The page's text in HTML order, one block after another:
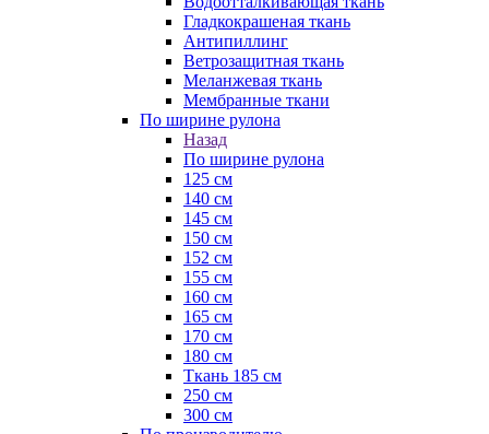
Гладкокрашеная ткань
Антипиллинг
Ветрозащитная ткань
Меланжевая ткань
Мембранные ткани
По ширине рулона
Назад
По ширине рулона
125 см
140 см
145 см
150 см
152 см
155 см
160 см
165 см
170 см
180 см
Ткань 185 см
250 см
300 см